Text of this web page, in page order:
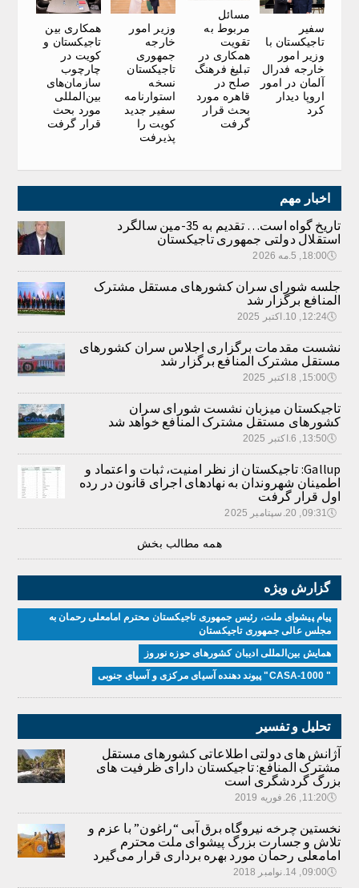
سفیر
تاجیکستان با
وزیر امور
خارجه فدرال
آلمان در امور
اروپا دیدار
کرد
مسائل
مربوط به
تقویت
همکاری در
تبلیغ فرهنگ
صلح در
قاهره مورد
بحث قرار
گرفت
وزیر امور
خارجه
جمهوری
تاجیکستان
نسخه
استوارنامه
سفیر جدید
کویت را
پذیرفت
همکاری بین
تاجیکستان و
کویت در
چارچوب
سازمان‌های
بین‌المللی
مورد بحث
قرار گرفت
اخبار مهم
تاریخ گواه است… تقدیم به 35-مین سالگرد
استقلال دولتی جمهوری تاجیکستان
🕔18:00, 5.مه 2026
جلسه شورای سران کشورهای مستقل مشترک
المنافع برگزار شد
🕔12:24, 10.اکتبر 2025
نشست مقدمات برگزاری اجلاس سران کشورهای
مستقل مشترک المنافع برگزار شد
🕔15:00, 8.اکتبر 2025
تاجیکستان میزبان نشست شورای سران
کشورهای مستقل مشترک المنافع خواهد شد
🕔13:50, 6.اکتبر 2025
Gallup: تاجیکستان از نظر امنیت، ثبات و اعتماد و
اطمینان شهروندان به نهادهای اجرای قانون در رده
اول قرار گرفت
🕔09:31, 20.سپتامبر 2025
همه مطالب بخش
گزارش ویژه
پیام پیشوای ملت، رئیس جمهوری تاجیکستان محترم امامعلی رحمان به
مجلس عالی جمهوری تاجیکستان
همایش بین‌المللی ادیبان کشور‌های حوزه نوروز
" CASA-1000" پیوند دهنده آسیای مرکزی و آسیای جنوبی
تحلیل و تفسیر
آژانش های دولتی اطلاعاتی کشورهای مستقل
مشترک المنافع: تاجیکستان دارای ظرفیت های
بزرگ گردشگری است
🕔11:20, 26.فوریه 2019
نخستین چرخه نیروگاه برق آبی “راغون” با عزم و
تلاش و جسارت بزرگ پیشوای ملت محترم
امامعلی رحمان مورد بهره برداری قرار می‌گیرد
🕔09:00, 14.نوامبر 2018